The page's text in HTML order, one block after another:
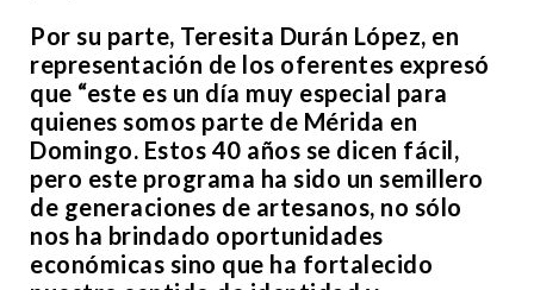
Por su parte, Teresita Durán López, en
representación de los oferentes expresó
que “este es un día muy especial para
quienes somos parte de Mérida en
Domingo. Estos 40 años se dicen fácil,
pero este programa ha sido un semillero
de generaciones de artesanos, no sólo
nos ha brindado oportunidades
económicas sino que ha fortalecido